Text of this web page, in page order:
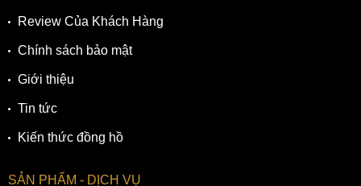
Review Của Khách Hàng
Chính sách bảo mật
Giới thiệu
Tin tức
Kiến thức đồng hồ
SẢN PHẨM - DỊCH VỤ